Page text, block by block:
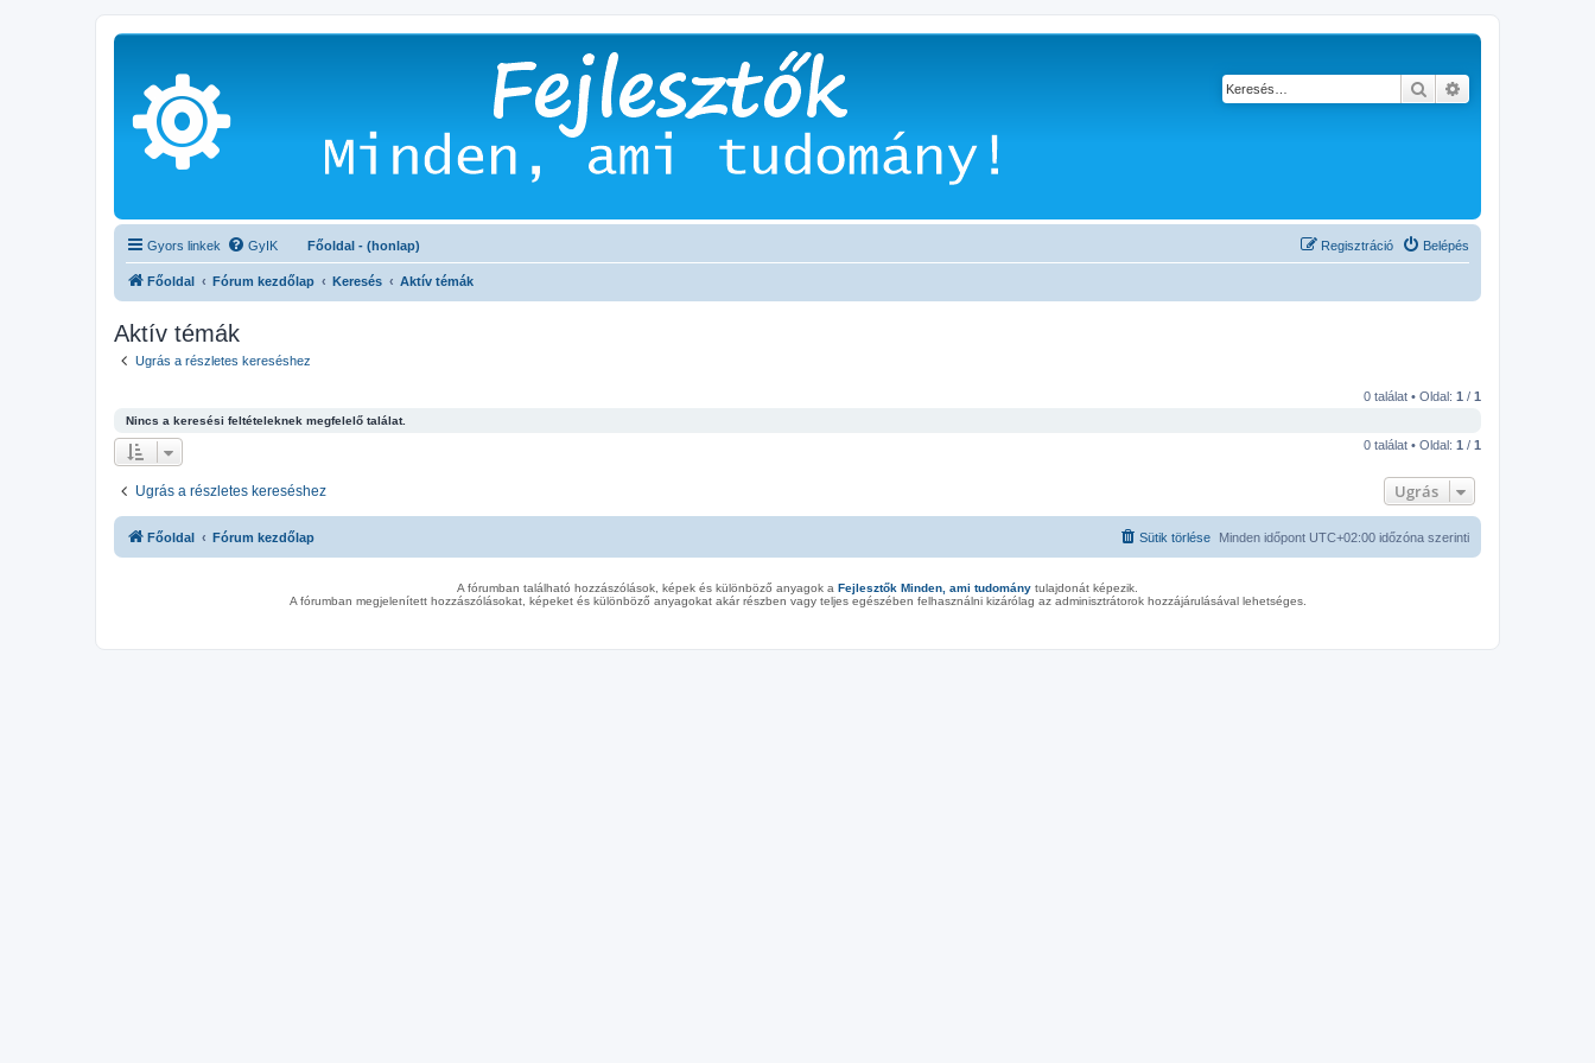
Keresés
Gyors linkek GyIK Főoldal - (honlap) Belépés
Regisztráció
Főoldal Fórum kezdőlap Keresés Aktív témák
Aktív témák
Ugrás a részletes kereséshez
0 találat • Oldal: 1 / 1
Nincs a keresési feltételeknek megfelelő találat.
0 találat • Oldal: 1 / 1
Ugrás a részletes kereséshez Ugrás
Főoldal Fórum kezdőlap Minden időpont UTC+02:00 időzóna szerinti
Sütik törlése
A fórumban található hozzászólások, képek és különböző anyagok a Fejlesztők Minden, ami tudomány tulajdonát képezik.
A fórumban megjelenített hozzászólásokat, képeket és különböző anyagokat akár részben vagy teljes egészében felhasználni kizárólag az adminisztrátorok hozzájárulásával lehetséges.